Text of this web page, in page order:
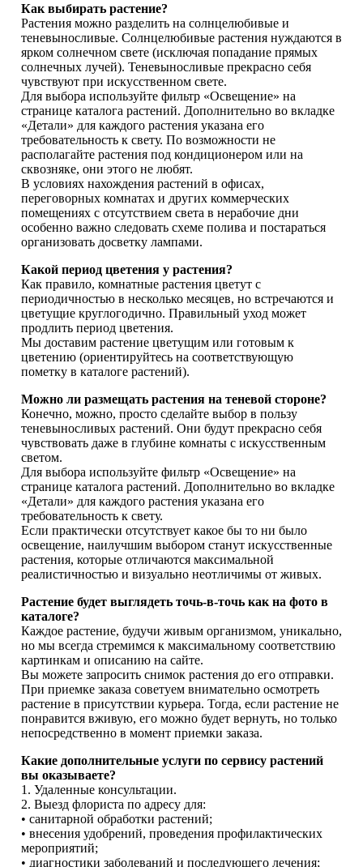
Как выбирать растение?
Растения можно разделить на солнцелюбивые и
теневыносливые. Солнцелюбивые растения нуждаются в
ярком солнечном свете (исключая попадание прямых
солнечных лучей). Теневыносливые прекрасно себя
чувствуют при искусственном свете.
Для выбора используйте фильтр «Освещение» на
странице каталога растений. Дополнительно во вкладке
«Детали» для каждого растения указана его
требовательность к свету. По возможности не
располагайте растения под кондиционером или на
сквозняке, они этого не любят.
В условиях нахождения растений в офисах,
переговорных комнатах и других коммерческих
помещениях с отсутствием света в нерабочие дни
особенно важно следовать схеме полива и постараться
организовать досветку лампами.
Какой период цветения у растения?
Как правило, комнатные растения цветут с
периодичностью в несколько месяцев, но встречаются и
цветущие круглогодично. Правильный уход может
продлить период цветения.
Мы доставим растение цветущим или готовым к
цветению (ориентируйтесь на соответствующую
пометку в каталоге растений).
Можно ли размещать растения на теневой стороне?
Конечно, можно, просто сделайте выбор в пользу
теневыносливых растений. Они будут прекрасно себя
чувствовать даже в глубине комнаты с искусственным
светом.
Для выбора используйте фильтр «Освещение» на
странице каталога растений. Дополнительно во вкладке
«Детали» для каждого растения указана его
требовательность к свету.
Если практически отсутствует какое бы то ни было
освещение, наилучшим выбором станут искусственные
растения, которые отличаются максимальной
реалистичностью и визуально неотличимы от живых.
Растение будет выглядеть точь-в-точь как на фото в
каталоге?
Каждое растение, будучи живым организмом, уникально,
но мы всегда стремимся к максимальному соответствию
картинкам и описанию на сайте.
Вы можете запросить снимок растения до его отправки.
При приемке заказа советуем внимательно осмотреть
растение в присутствии курьера. Тогда, если растение не
понравится вживую, его можно будет вернуть, но только
непосредственно в момент приемки заказа.
Какие дополнительные услуги по сервису растений
вы оказываете?
1. Удаленные консультации.
2. Выезд флориста по адресу для:
• санитарной обработки растений;
• внесения удобрений, проведения профилактических
мероприятий;
• диагностики заболеваний и последующего лечения;